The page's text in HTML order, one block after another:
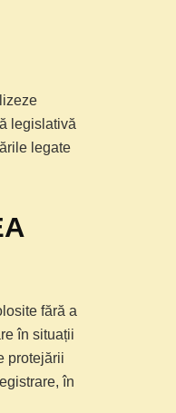
legislativă
legate
fără a
în situații
protejării
în